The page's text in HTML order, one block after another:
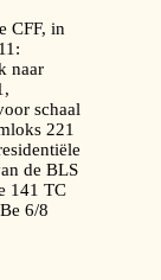
CFF, in
naar
schaal
221
de BLS
141 TC
6/8